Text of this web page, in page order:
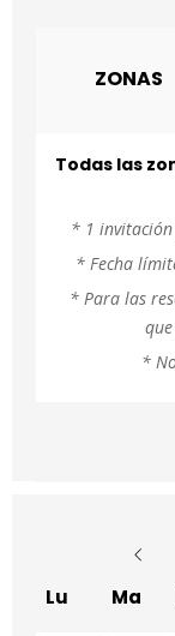
ZONAS
Todas las
* 1
* Fecha
* Para las
*
Lu
Ma